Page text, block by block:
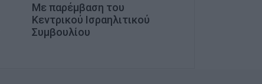
Με παρέμβαση του
Κεντρικού Ισραηλιτικού
Συμβουλίου